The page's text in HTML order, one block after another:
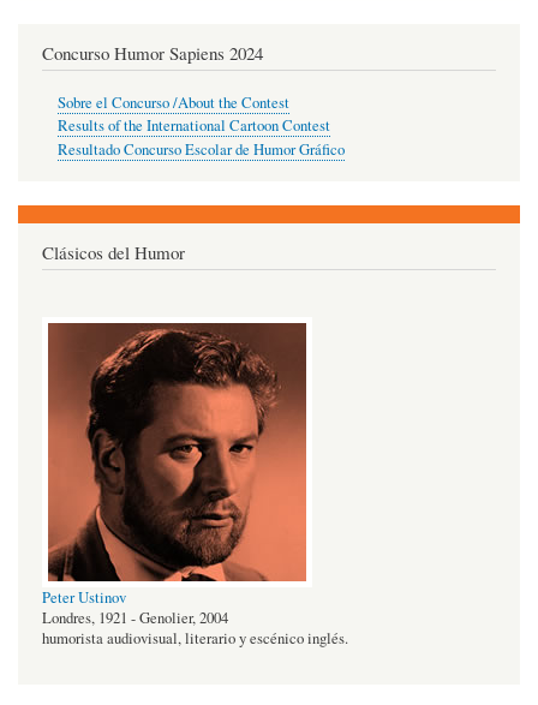
Concurso Humor Sapiens 2024
Sobre el Concurso /About the Contest
Results of the International Cartoon Contest
Resultado Concurso Escolar de Humor Gráfico
Clásicos del Humor
Peter Ustinov
Londres, 1921 - Genolier, 2004
humorista audiovisual, literario y escénico inglés.